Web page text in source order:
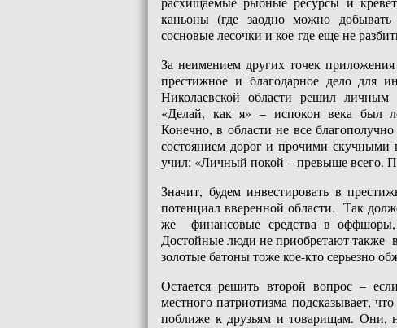
каньоны (где заодно можно
сосновые лесочки и кое-где еще не
За неимением других точек
престижное и благодарное дело для
Николаевской области решил
«Делай, как я» – испокон века был
Конечно, в области не все
состоянием дорог и прочими
учил: «Личный покой – превыше всего.
Значит, будем инвестировать в
потенциал вверенной области. Так
же финансовые средства в оффшоры,
Достойные люди не приобретают также
золотые батоны тоже кое-кто серьезно
Остается решить второй вопрос –
местного патриотизма подсказывает,
поближе к друзьям и товарищам. Они,